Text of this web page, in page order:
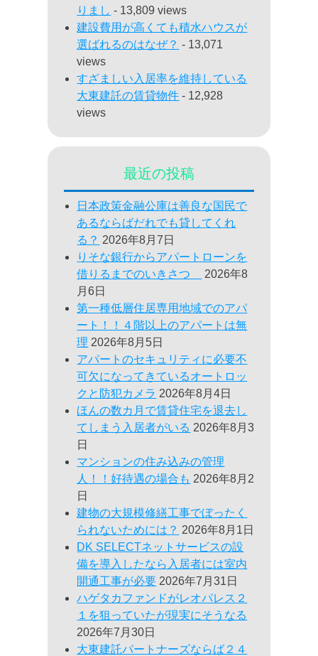
りまし - 13,809 views
建設費用が高くても積水ハウスが
選ばれるのはなぜ？ - 13,071
views
すざましい入居率を維持している
大東建託の賃貸物件 - 12,928
views
最近の投稿
日本政策金融公庫は善良な国民で
あるならばだれでも貸してくれ
る？ 2026年8月7日
りそな銀行からアパートローンを
借りるまでのいきさつ
2026年8
月6日
第一種低層住居専用地域でのアパ
ート！！４階以上のアパートは無
理 2026年8月5日
アパートのセキュリティに必要不
可欠になってきているオートロッ
クと防犯カメラ 2026年8月4日
ほんの数カ月で賃貸住宅を退去し
てしまう入居者がいる 2026年8月3
日
マンションの住み込みの管理
人！！好待遇の場合も 2026年8月2
日
建物の大規模修繕工事でぼったく
られないためには？ 2026年8月1日
DK SELECTネットサービスの設
備を導入したなら入居者には室内
開通工事が必要 2026年7月31日
ハゲタカファンドがレオパレス２
１を狙っていたが現実にそうなる
2026年7月30日
大東建託パートナーズならば２４